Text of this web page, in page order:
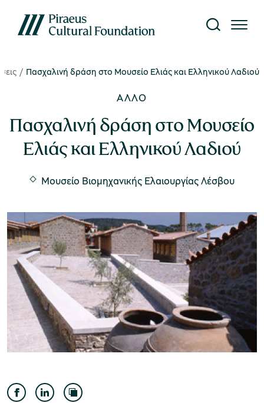
Το Ίδρυμα
Προέδρου
(ESG)
Επίσκεψη
Μουσείων
Μουσείο Μετάξης
Υπαίθριο Μουσείο Υδροκίνησης
Μουσείο Ελιάς και Ελληνικού Λαδιού
Μουσείο Βιομηχανικής Ελαιουργίας
Έρευνα
Αρχείο
Συντήρησης
Προγράμματα
Γνώση
What's on
όλες τις εκδηλώσεις
Πασχαλινή δράση στο Μουσείο Ελιάς και Ελληνικού Λαδιού
ΆΛΛΟ
Πασχαλινή δράση στο Μουσείο
Ελιάς και Ελληνικού Λαδιού
Μουσείο Βιομηχανικής Ελαιουργίας Λέσβου